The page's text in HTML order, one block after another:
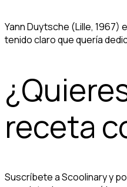
Yann Duytsche (Lille, 1967)
tenido claro que quería
receta
Suscríbete a Scoolinary y